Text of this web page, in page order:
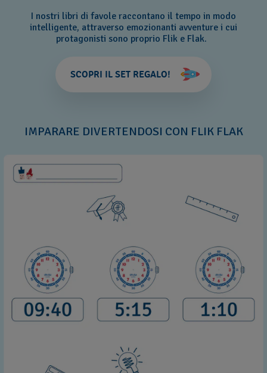
I nostri libri di favole raccontano il tempo in modo
intelligente, attraverso emozionanti avventure i cui
protagonisti sono proprio Flik e Flak.
SCOPRI IL SET REGALO!
IMPARARE DIVERTENDOSI CON FLIK FLAK